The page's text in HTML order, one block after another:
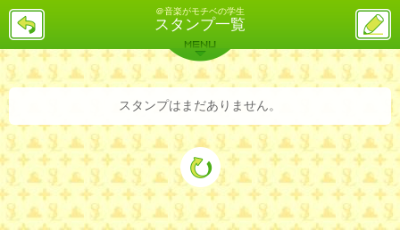
＠音楽がモチベの学生
スタンプ一覧
戻
ス
投
稿
バックナンバー 詳細検索 ランキング
MENU
スタンプはまだありません。